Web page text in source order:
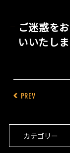
ご迷惑を
いいたしま
PREV